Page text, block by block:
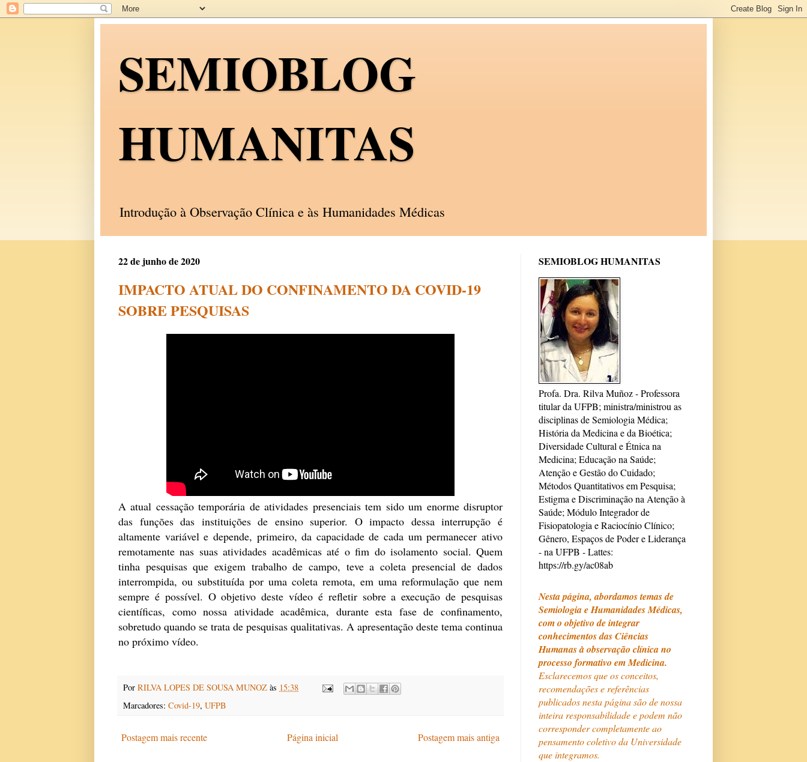
SEMIOBLOG
HUMANITAS
Introdução à Observação Clínica e às Humanidades Médicas
22 de junho de 2020
IMPACTO ATUAL DO CONFINAMENTO DA COVID-19
SOBRE PESQUISAS
A atual cessação temporária de atividades presenciais tem sido um enorme disruptor
das funções das instituições de ensino superior. O impacto dessa interrupção é
altamente variável e depende, primeiro, da capacidade de cada um permanecer ativo
remotamente nas suas atividades acadêmicas até o fim do isolamento social. Quem
tinha pesquisas que exigem trabalho de campo, teve a coleta presencial de dados
interrompida, ou substituída por uma coleta remota, em uma reformulação que nem
sempre é possível. O objetivo deste vídeo é refletir sobre a execução de pesquisas
científicas, como nossa atividade acadêmica, durante esta fase de confinamento,
sobretudo quando se trata de pesquisas qualitativas. A apresentação deste tema continua
no próximo vídeo.
Por RILVA LOPES DE SOUSA MUNOZ às 15:38
Marcadores: Covid-19, UFPB
Postagem mais recente Postagem mais antiga
Página inicial
SEMIOBLOG HUMANITAS
Profa. Dra. Rilva Muñoz - Professora
titular da UFPB; ministra/ministrou as
disciplinas de Semiologia Médica;
História da Medicina e da Bioética;
Diversidade Cultural e Étnica na
Medicina; Educação na Saúde;
Atenção e Gestão do Cuidado;
Métodos Quantitativos em Pesquisa;
Estigma e Discriminação na Atenção à
Saúde; Módulo Integrador de
Fisiopatologia e Raciocínio Clínico;
Gênero, Espaços de Poder e Liderança
- na UFPB - Lattes:
https://rb.gy/ac08ab
Nesta página, abordamos temas de
Semiologia e Humanidades Médicas,
com o objetivo de integrar
conhecimentos das Ciências
Humanas à observação clínica no
processo formativo em Medicina.
Esclarecemos que os conceitos,
recomendações e referências
publicados nesta página são de nossa
inteira responsabilidade e podem não
corresponder completamente ao
pensamento coletivo da Universidade
que integramos.